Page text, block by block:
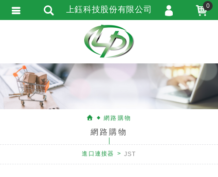
網路購物
網路購物
進口連接器 JST
上鈺科技股份有限公司 0
會員登入
會員註冊
忘記密碼